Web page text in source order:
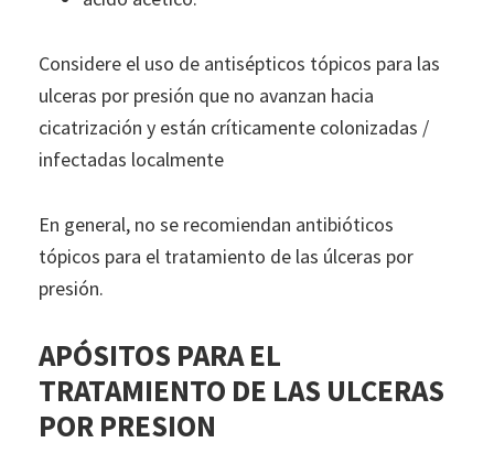
Considere el uso de antisépticos tópicos para las
ulceras por presión que no avanzan hacia
cicatrización y están críticamente colonizadas /
infectadas localmente
En general, no se recomiendan antibióticos
tópicos para el tratamiento de las úlceras por
presión.
APÓSITOS PARA EL
TRATAMIENTO DE LAS ULCERAS
POR PRESION